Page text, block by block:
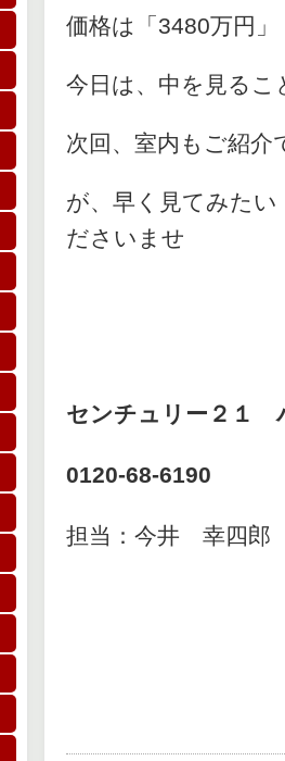
価格は「3480万円」
今日は、中を見る
次回、室内もご紹
が、早く見てみた
ださいませ
センチュリー２１
0120-68-6190
担当：今井 幸四郎